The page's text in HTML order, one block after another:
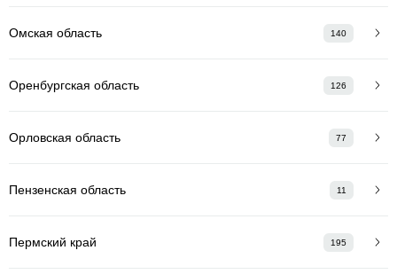
Омская область 140
Оренбургская область 126
Орловская область 77
Пензенская область 11
Пермский край 195